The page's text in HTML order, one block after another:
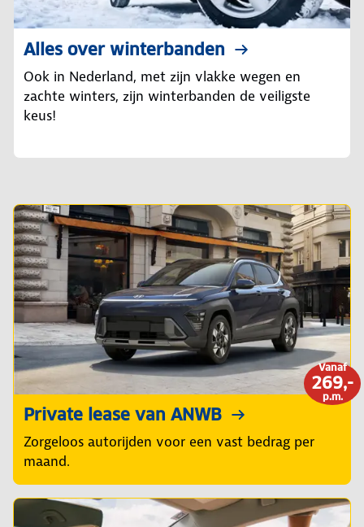
Alles over winterbanden
Ook in Nederland, met zijn vlakke wegen en
zachte winters, zijn winterbanden de veiligste
keus!
Vanaf
269,-
p.m.
Private lease van ANWB
Zorgeloos autorijden voor een vast bedrag per
maand.